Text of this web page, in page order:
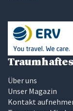
Über uns
Unser Magazin
Kontakt